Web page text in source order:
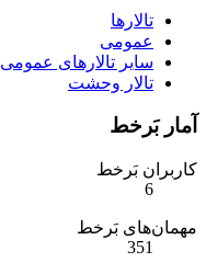
تالارها
عمومی
سایر تالارهای عمومی
تالار وحشت
آمار بَرخط
کاربران بَرخط
6
مهمان‌های بَرخط
351